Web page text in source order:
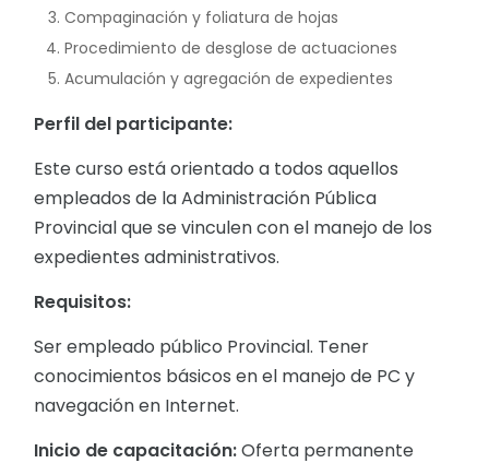
Compaginación y foliatura de hojas
Procedimiento de desglose de actuaciones
Acumulación y agregación de expedientes
Perfil del participante:
Este curso está orientado a todos aquellos
empleados de la Administración Pública
Provincial que se vinculen con el manejo de los
expedientes administrativos.
Requisitos:
Ser empleado público Provincial. Tener
conocimientos básicos en el manejo de PC y
navegación en Internet.
Inicio de capacitación:Oferta permanente